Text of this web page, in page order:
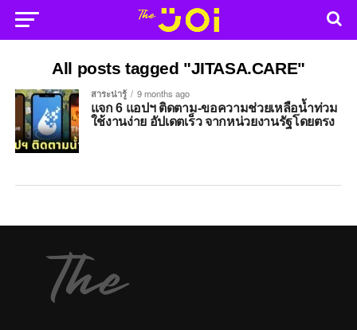
All posts tagged "JITASA.CARE"
สาระน่ารู้ 9 months ago
แจก 6 แอปฯ ติดตาม-ขอความช่วยเหลือน้ำท่วม
ใช้งานง่าย อัปเดตเร็ว จากหน่วยงานรัฐโดยตรง